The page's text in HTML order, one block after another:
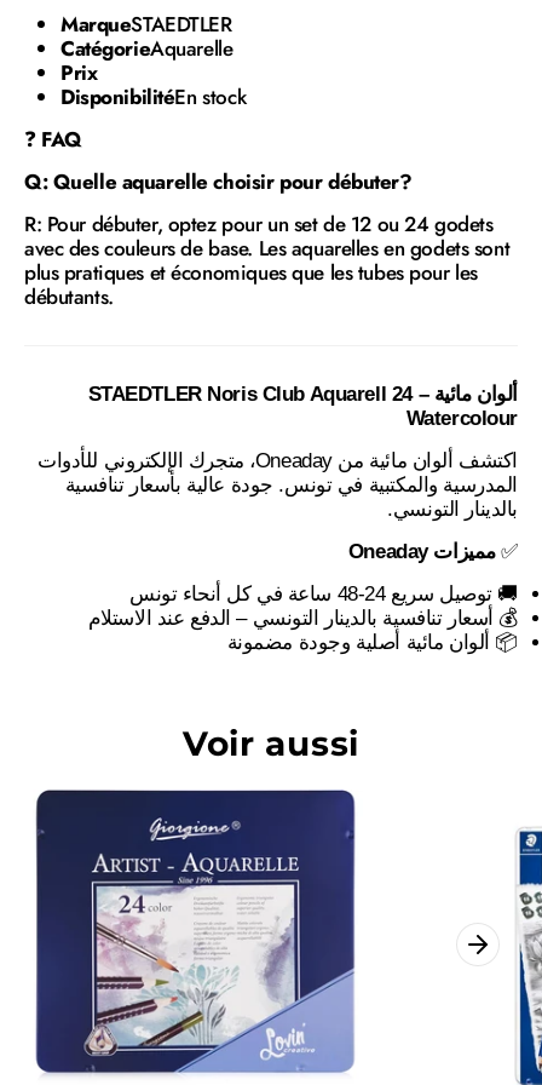
MarqueSTAEDTLER
CatégorieAquarelle
Prix
DisponibilitéEn stock
❓ FAQ
Q: Quelle aquarelle choisir pour débuter?
R: Pour débuter, optez pour un set de 12 ou 24 godets
avec des couleurs de base. Les aquarelles en godets sont
plus pratiques et économiques que les tubes pour les
débutants.
ألوان مائية – 24 STAEDTLER Noris Club Aquarell
Watercolour
اكتشف ألوان مائية من Oneaday، متجرك الإلكتروني للأدوات
المدرسية والمكتبية في تونس. جودة عالية بأسعار تنافسية
بالدينار التونسي.
✅مميزات Oneaday
🚚 توصيل سريع 24-48 ساعة في كل أنحاء تونس
💰 أسعار تنافسية بالدينار التونسي – الدفع عند الاستلام
📦 ألوان مائية أصلية وجودة مضمونة
Voir aussi